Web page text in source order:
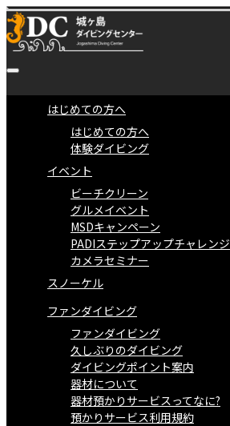
はじめての方へ
はじめての方へ
体験ダイビング
イベント
ビーチクリーン
グルメイベント
MSDキャンペーン
PADIステップアップチャレンジ
カメラセミナー
スノーケル
ファンダイビング
ファンダイビング
久しぶりのダイビング
ダイビングポイント案内
器材について
器材預かりサービスってなに?
預かりサービス利用規約